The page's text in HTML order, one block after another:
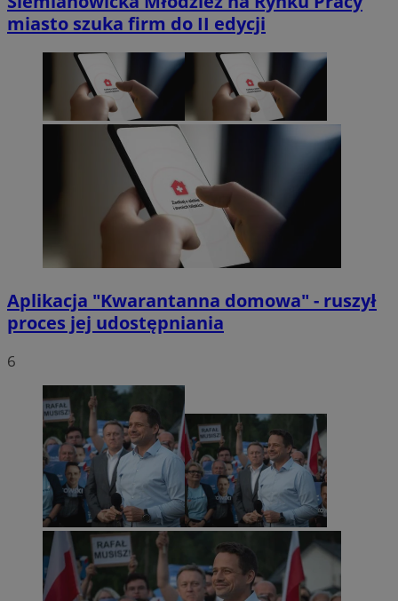
miasto szuka firm do II edycji
Aplikacja "Kwarantanna domowa" - ruszył
proces jej udostępniania
6